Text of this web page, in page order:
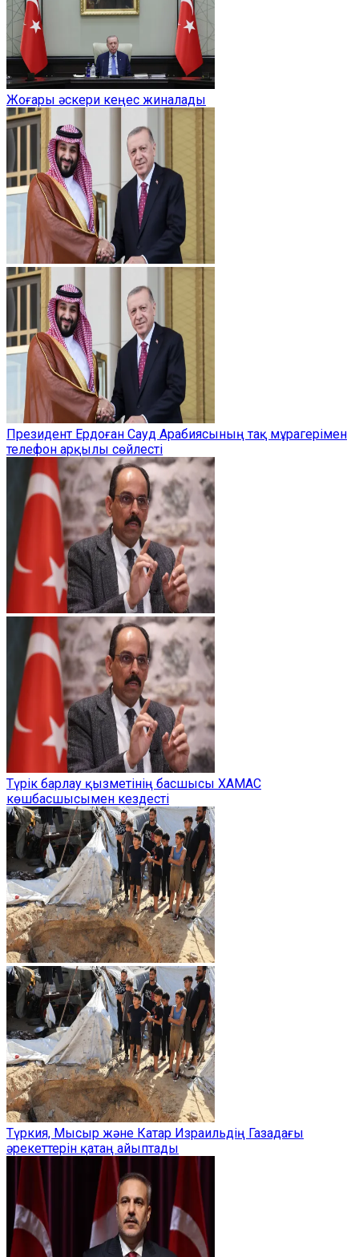
Жоғары әскери кеңес жиналады
Президент Ердоған Сауд Арабиясының тақ мұрагерімен
телефон арқылы сөйлесті
Түрік барлау қызметінің басшысы ХАМАС
көшбасшысымен кездесті
Түркия, Мысыр және Катар Израильдің Газадағы
әрекеттерін қатаң айыптады